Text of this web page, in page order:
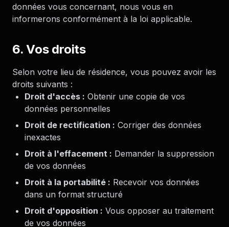
données vous concernant, nous vous en
informerons conformément à la loi applicable.
6. Vos droits
Selon votre lieu de résidence, vous pouvez avoir les
droits suivants :
Droit d'accès : Obtenir une copie de vos
données personnelles
Droit de rectification : Corriger des données
inexactes
Droit à l'effacement : Demander la suppression
de vos données
Droit à la portabilité : Recevoir vos données
dans un format structuré
Droit d'opposition : Vous opposer au traitement
de vos données